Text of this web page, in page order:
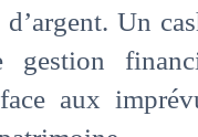
d’argent. Un
gestion
aux